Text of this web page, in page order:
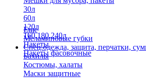
30л
60л
120л
160,180,240л
Пакеты
Пакеты фасовочные
Еще
Меламиновые губки
Спец.одежда, защита, перчатки,
Бахилы
Костюмы, халаты
Маски защитные